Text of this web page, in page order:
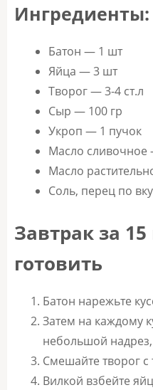
Ингредиенты:
Батон — 1 шт
Яйца — 3 шт
Творог — 3-4 ст.л
Сыр — 100 гр
Укроп — 1 пучок
Масло сливочное
Масло
Соль, перец по
Завтрак за
готовить
Батон нарежьте
Затем на каждому
небольшой
Смешайте творог
Вилкой взбейте